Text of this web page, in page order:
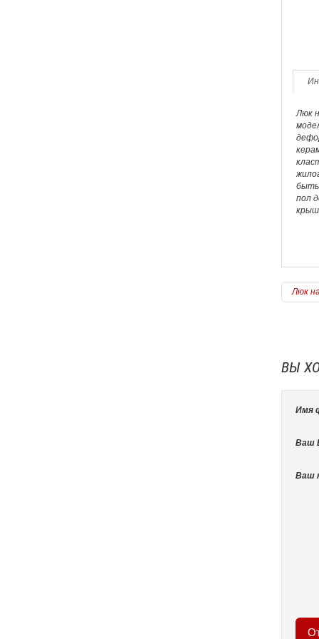
Люк
быть
пол
Люк
ВЫ
Имя
Ваш
Ваш